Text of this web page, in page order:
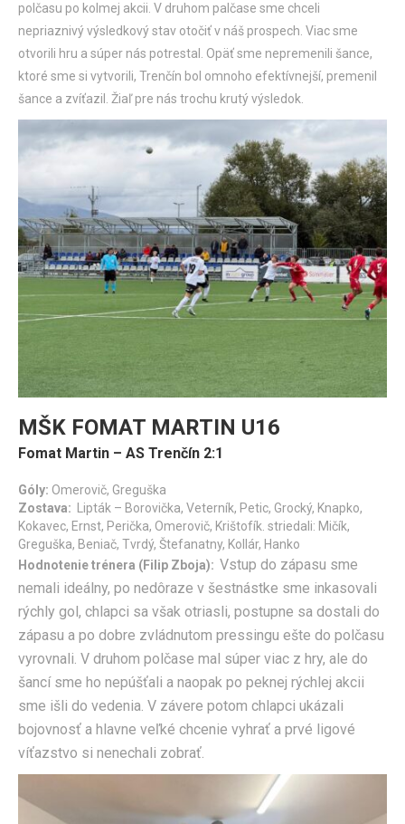
polčasu po kolmej akcii. V druhom palčase sme chceli
nepriaznivý výsledkový stav otočiť v náš prospech. Viac sme
otvorili hru a súper nás potrestal. Opäť sme nepremenili šance,
ktoré sme si vytvorili, Trenčín bol omnoho efektívnejší, premenil
šance a zvíťazil. Žiaľ pre nás trochu krutý výsledok.
MŠK FOMAT MARTIN U16
Fomat Martin – AS Trenčín 2:1
Góly: Omerovič, Greguška
Zostava: Lipták – Borovička, Veterník, Petic, Grocký, Knapko,
Kokavec, Ernst, Perička, Omerovič, Krištofík. striedali: Mičík,
Greguška, Beniač, Tvrdý, Štefanatny, Kollár, Hanko
Hodnotenie trénera (Filip Zboja): Vstup do zápasu sme
nemali ideálny, po nedôraze v šestnástke sme inkasovali
rýchly gol, chlapci sa však otriasli, postupne sa dostali do
zápasu a po dobre zvládnutom pressingu ešte do polčasu
vyrovnali. V druhom polčase mal súper viac z hry, ale do
šancí sme ho nepúšťali a naopak po peknej rýchlej akcii
sme išli do vedenia. V závere potom chlapci ukázali
bojovnosť a hlavne veľké chcenie vyhrať a prvé ligové
víťazstvo si nenechali zobrať.